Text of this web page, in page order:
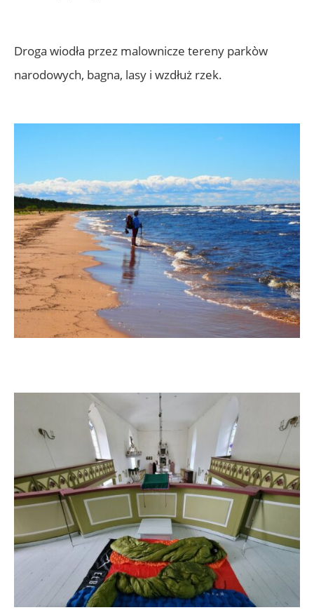
Droga wiodła przez malownicze tereny parkòw
narodowych, bagna, lasy i wzdłuż rzek.